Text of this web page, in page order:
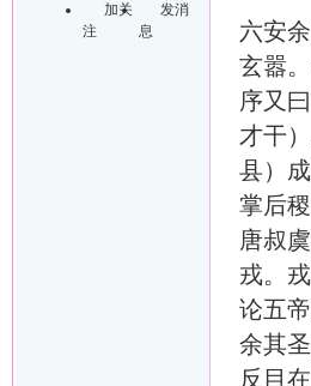
加关
注
发消
息
六安
玄嚣
序又
才干
县）
掌后
唐叔
戎。
论五
余其
反目